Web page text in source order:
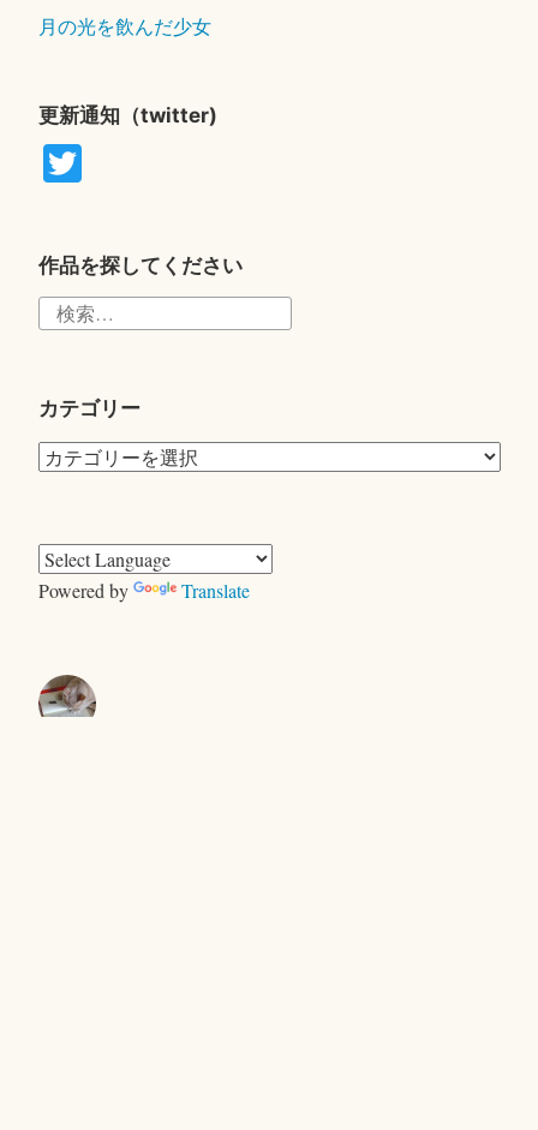
月の光を飲んだ少女
更新通知（twitter)
T
r
作品を探してください
カテゴリー
カ
リ
ー
Powered by Translate